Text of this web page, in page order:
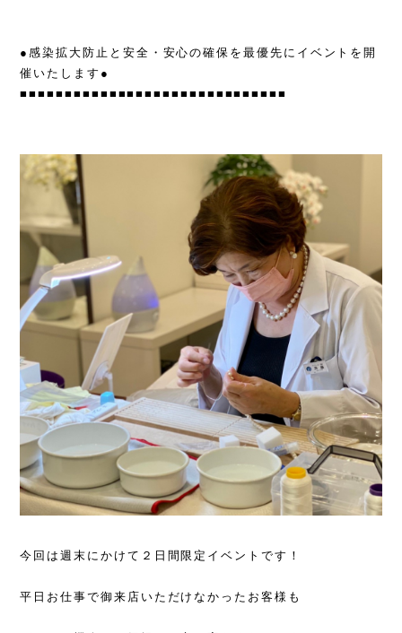
●感染拡大防止と安全・安心の確保を最優先にイベントを開
催いたします●
■■■■■■■■■■■■■■■■■■■■■■■■■■■■■■
今回は週末にかけて２日間限定イベントです！
平日お仕事で御来店いただけなかったお客様も